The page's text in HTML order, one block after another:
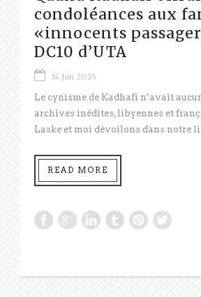
condoléances aux
«innocents
DC10 d’UTA
14 Jan 2025
Le cynisme de Kadhafi n’avait
archives inédites, libyennes et
Laske et moi dévoilons dans notre
READ MORE